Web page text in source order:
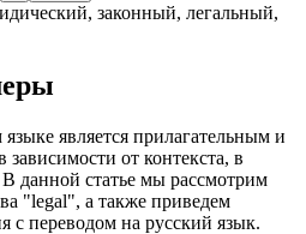
законный, легальный,
является прилагательным и
зависимости от контекста, в
данной статье мы рассмотрим
"legal", а также приведем
с переводом на русский язык.